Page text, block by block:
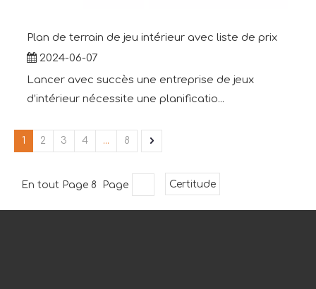
Plan de terrain de jeu intérieur avec liste de prix
2024-06-07
Lancer avec succès une entreprise de jeux
d’intérieur nécessite une planificatio...
1 2 3 4 ... 8
En tout Page 8 Page Certitude